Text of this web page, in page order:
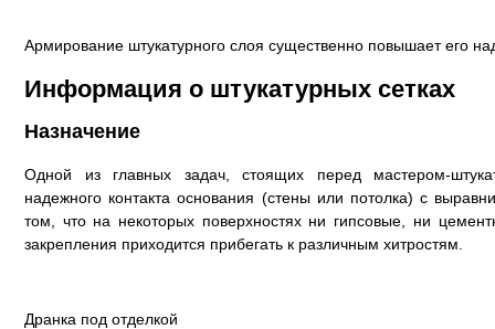
Армирование штукатурного слоя существенно повышает его
Информация о штукатурных сетках
Назначение
Одной из главных задач, стоящих перед мастером-
надежного контакта основания (стены или потолка) с
том, что на некоторых поверхностях ни гипсовые, ни
закрепления приходится прибегать к различным хитростям.
Дранка под отделкой